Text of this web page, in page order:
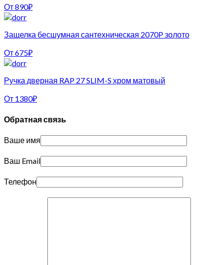
От890₽
Защелка бесшумная сантехническая 2070P золото
От675₽
Ручка дверная RAP 27 SLIM-S хром матовый
От 1380₽
Обратная связь
Ваше имя
Ваш Email
Телефон